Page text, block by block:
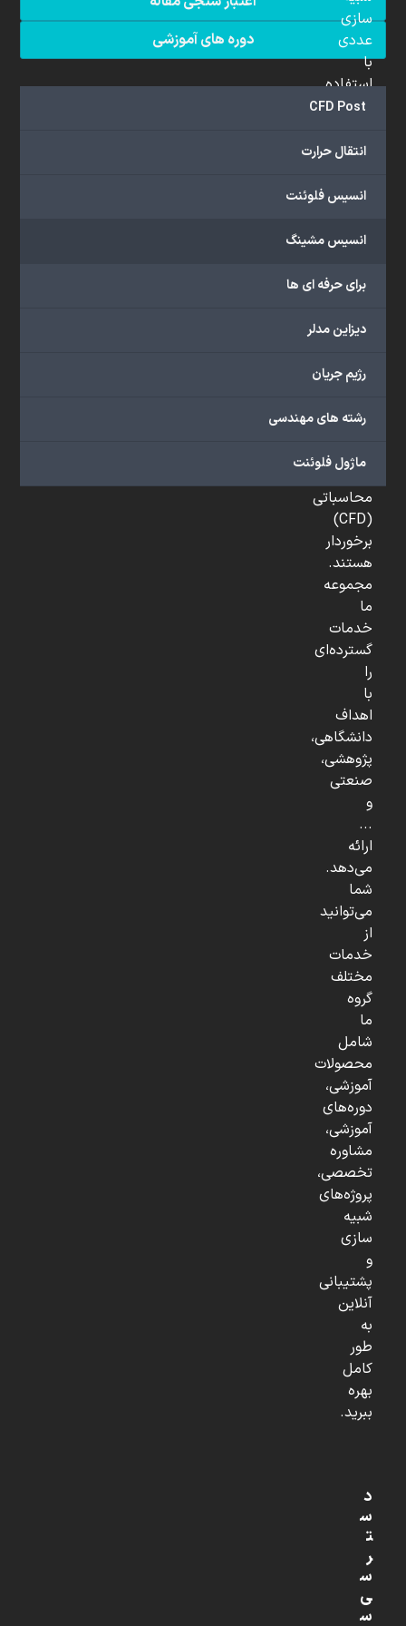
دوره های آموزشی
CFD Post
انتقال حرارت
انسیس فلوئنت
انسیس مشینگ
برای حرفه ای ها
دیزاین مدلر
رژیم جریان
رشته های مهندسی
ماژول فلوئنت
سازی
عددی
با
استفاده
از
افزار
فلوئنت
Fluent)
همکاران
ما
دانش
بالایی
در
علم
دینامیک
سیالات
محاسباتی
(CFD)
برخوردار
هستند.
مجموعه
ما
خدمات
گسترده‌ای
را
با
اهداف
دانشگاهی،
پژوهشی،
صنعتی
و
...
ارائه
می‌دهد.
شما
می‌توانید
از
خدمات
مختلف
گروه
ما
شامل
محصولات
آموزشی،
دوره‌های
آموزشی،
مشاوره
تخصصی،
پروژه‌های
شبیه
سازی
و
پشتیبانی
آنلاین
به
طور
کامل
بهره
ببرید.
د
س
ت
ر
س
ی
س